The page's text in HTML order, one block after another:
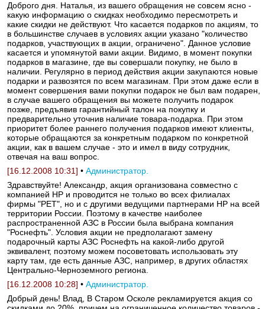
Доброго дня. Наталья, из вашего обращения не совсем ясно -
какую информацию о скидках необходимо пересмотреть и
какие скидки не действуют. Что касается подарков по акциям, то
в большинстве случаев в условиях акции указано "количество
подарков, участвующих в акции, ограничено". Данное условие
касается и упомянутой вами акции. Видимо, в момент покупки
подарков в магазине, где вы совершали покупку, не было в
наличии. Регулярно в период действия акции закупаются новые
подарки и развозятся по всем магазинам. При этом даже если в
момент совершения вами покупки подарок не был вам подарен,
в случае вашего обращения вы можете получить подарок
позже, предъявив гарантийный талон на покупку и
предварительно уточнив наличие товара-подарка. При этом
приоритет более раннего получения подарков имеют клиенты,
которые обращаются за конкретным подарком по конкретной
акции, как в вашем случае - это и имел в виду сотрудник,
отвечая на ваш вопрос.
[16.12.2008 10:31] • Администратор.
Здравствуйте! Александр, акция организована совместно с
компанией HP и проводится не только во всех филиалах
фирмы "РЕТ", но и с другими ведущими партнерами HP на всей
территории России. Поэтому в качестве наиболее
распространенной АЗС в России была выбрана компания
"Роснефть". Условия акции не предполагают замену
подарочный карты АЗС Роснефть на какой-либо другой
эквивалент, поэтому можем посоветовать использовать эту
карту там, где есть данные АЗС, например, в других областях
Центрально-Черноземного региона.
[16.12.2008 10:28] • Администратор.
Добрый день! Влад, В Старом Осколе рекламируется акция со